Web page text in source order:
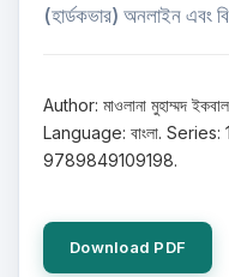
(হার্ডকভার) অনলাইন এবং
Author: মাওলানা মুহাম্মদ
Language: বাংলা.
9789849109198.
Download PDF